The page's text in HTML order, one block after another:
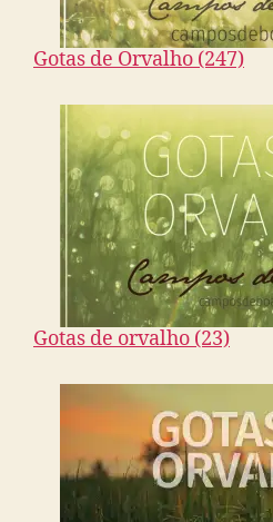
Gotas de Orvalho (247)
Gotas de orvalho (23)